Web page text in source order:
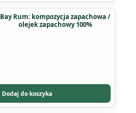
Bay Rum: kompozycja zapachowa /
olejek zapachowy 100%
Dodaj do koszyka